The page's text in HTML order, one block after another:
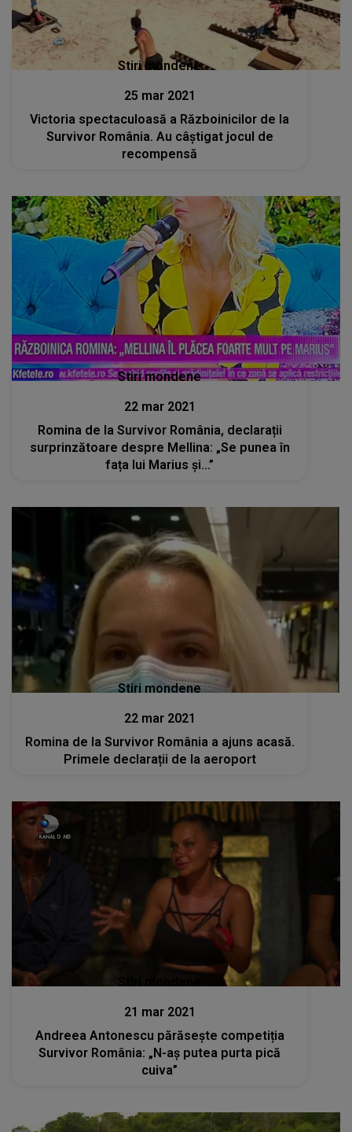
Stiri mondene
25 mar 2021
Victoria spectaculoasă a Războinicilor de la
Survivor România. Au câștigat jocul de
recompensă
Stiri mondene
22 mar 2021
Romina de la Survivor România, declarații
surprinzătoare despre Mellina: „Se punea în
fața lui Marius și...”
Stiri mondene
22 mar 2021
Romina de la Survivor România a ajuns acasă.
Primele declarații de la aeroport
21 mar 2021
Andreea Antonescu părăsește competiția
Survivor România: „N-aș putea purta pică
cuiva”